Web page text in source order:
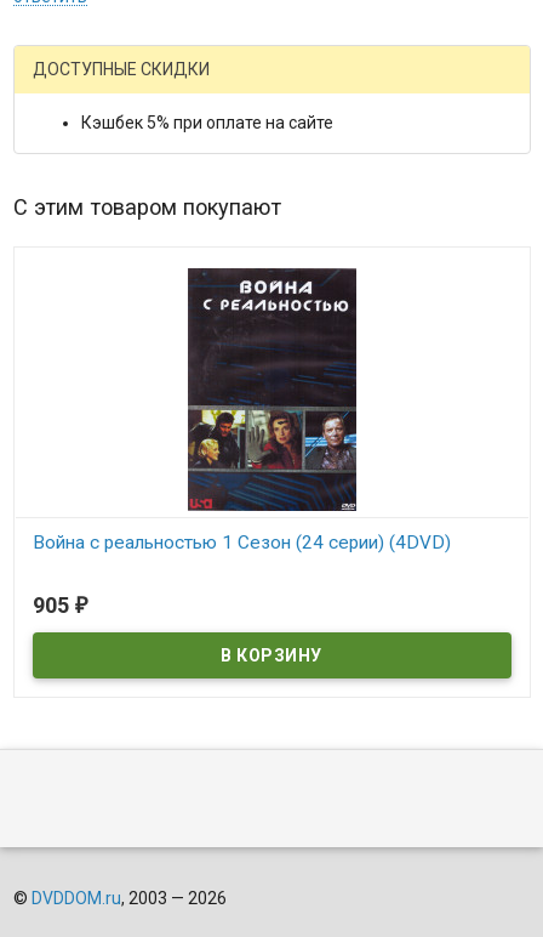
ДОСТУПНЫЕ СКИДКИ
Кэшбек 5% при оплате на сайте
С этим товаром покупают
Война с реальностью 1 Сезон (24 серии) (4DVD)
905 ₽
© DVDDOM.ru, 2003 — 2026